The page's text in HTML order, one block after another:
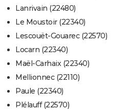
Lanrivain (22480)
Le Moustoir (22340)
Lescouët-Gouarec (22570)
Locarn (22340)
Maël-Carhaix (22340)
Mellionnec (22110)
Paule (22340)
Plélauff (22570)